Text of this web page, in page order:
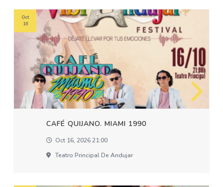
CAFÉ QUIJANO. MIAMI 1990
Oct 16, 2026 21:00
Teatro Principal De Andujar
Oct
16